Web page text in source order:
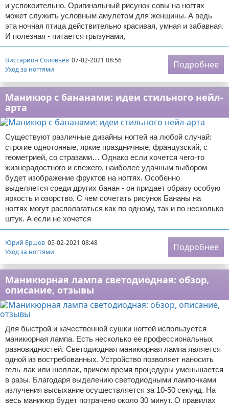
и успокоительно. Оригинальный рисунок совы на ногтях
может служить условным амулетом для женщины. А ведь
эта ночная птица действительно красивая, умная и забавная.
И полезная - питается грызунами,
Виссарион Соловьёв 07-02-2021 08:56
Уход за ногтями
Подробнее
Маникюр с бананами: идеи стильного нейл-
арта
Существуют различные дизайны ногтей на любой случай:
строгие однотонные, яркие праздничные, французский, с
геометрией, со стразами… Однако если хочется чего-то
жизнерадостного и свежего, наиболее удачным выбором
будет изображение фруктов на ногтях. Особенно
выделяется среди других банан - он придает образу особую
яркость и озорство. С чем сочетать рисунок Бананы на
ногтях могут располагаться как по одному, так и по несколько
штук. А если не хочется
Юрий Ершов 05-02-2021 08:48
Уход за ногтями
Подробнее
Маникюрная лампа светодиодная: обзор,
описание, отзывы
Для быстрой и качественной сушки ногтей используется
маникюрная лампа. Есть несколько ее профессиональных
разновидностей. Светодиодная маникюрная лампа является
одной из востребованных. Устройство позволяет наносить
гель-лак или шеллак, причем время процедуры уменьшается
в разы. Благодаря выделению светодиодными лампочками
излучения высыхание осуществляется за 10-50 секунд. На
весь маникюр будет потрачено около 30 минут. О правилах